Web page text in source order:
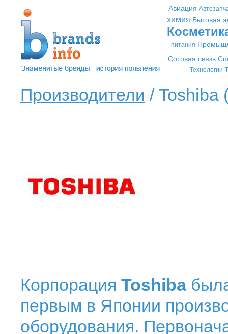
Авиация
химия Бытовая
питания
Сотовая связь
Технологии
Производители / Toshiba
Корпорация Toshiba
первым в Японии
оборудования.